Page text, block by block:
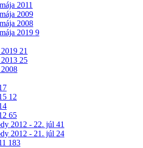
2011
2009
2008
2019 9
21
25
12
65
2012 - 22. júl 41
2012 - 21. júl 24
183